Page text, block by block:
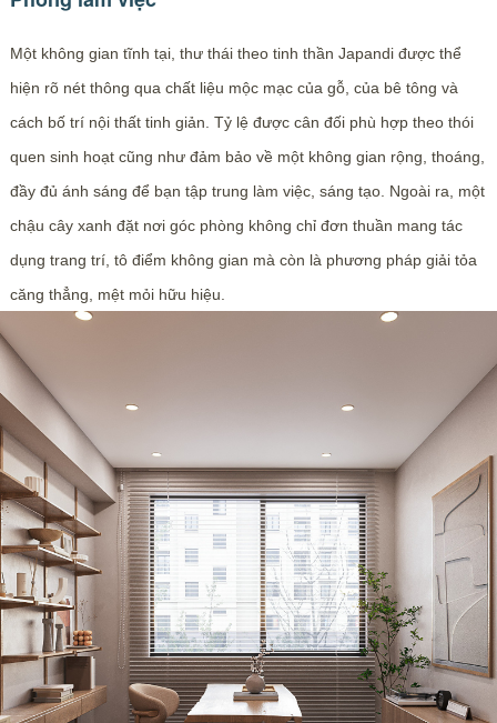
Một không gian tĩnh tại, thư thái theo tinh thần Japandi được thể
hiện rõ nét thông qua chất liệu mộc mạc của gỗ, của bê tông và
cách bố trí nội thất tinh giản. Tỷ lệ được cân đối phù hợp theo thói
quen sinh hoạt cũng như đảm bảo về một không gian rộng, thoáng,
đầy đủ ánh sáng để bạn tập trung làm việc, sáng tạo. Ngoài ra, một
chậu cây xanh đặt nơi góc phòng không chỉ đơn thuần mang tác
dụng trang trí, tô điểm không gian mà còn là phương pháp giải tỏa
căng thẳng, mệt mỏi hữu hiệu.